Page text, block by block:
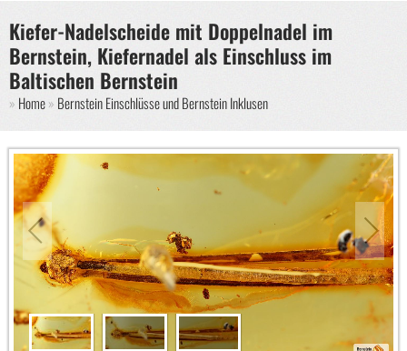
Kiefer-Nadelscheide mit Doppelnadel im
Bernstein, Kiefernadel als Einschluss im
Baltischen Bernstein
Sie sind hier
Home Bernstein Einschlüsse und Bernstein Inklusen